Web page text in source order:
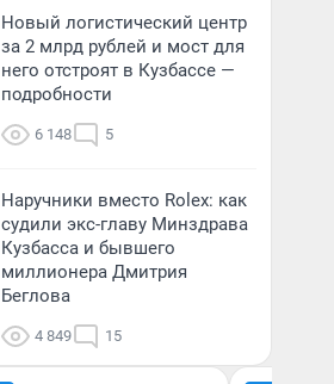
Новый логистический центр
за 2 млрд рублей и мост для
него отстроят в Кузбассе —
подробности
6 148 5
Наручники вместо Rolex: как
судили экс-главу Минздрава
Кузбасса и бывшего
миллионера Дмитрия
Беглова
4 849 15